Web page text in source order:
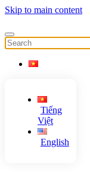
Skip to main content
Tiếng
Việt
English